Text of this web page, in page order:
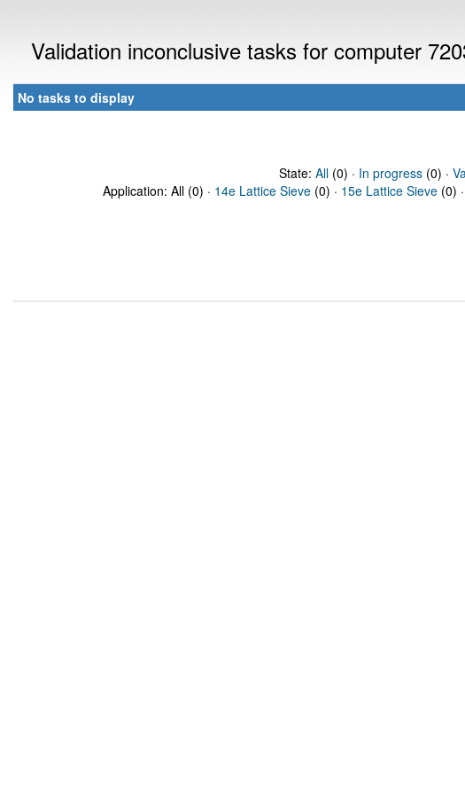
Validation inconclusive tasks for computer
No tasks to display
State: All(0) · In progress(0) ·
Application: All (0) · 14e Lattice Sieve (0) · 15e Lattice Sieve (0) ·